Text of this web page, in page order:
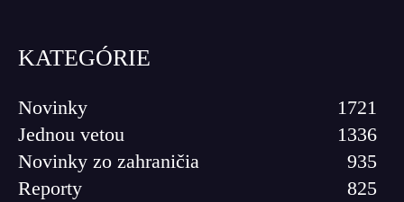
KATEGÓRIE
Novinky
1721
Jednou vetou
1336
Novinky zo zahraničia
935
Reporty
825